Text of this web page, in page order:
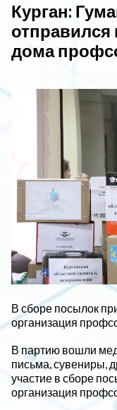
Курган:
отправился
дома
В сборе посылок
организация
В партию вошли
письма, сувениры,
участие в сборе
организация